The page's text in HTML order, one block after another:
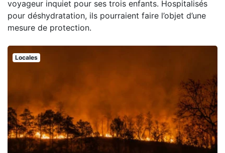
voyageur inquiet pour ses trois enfants. Hospitalisés
pour déshydratation, ils pourraient faire l’objet d’une
mesure de protection.
Locales